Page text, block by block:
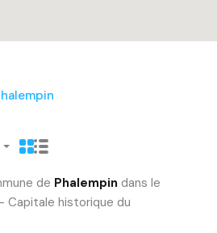
de Phalempin dans le
Capitale historique du